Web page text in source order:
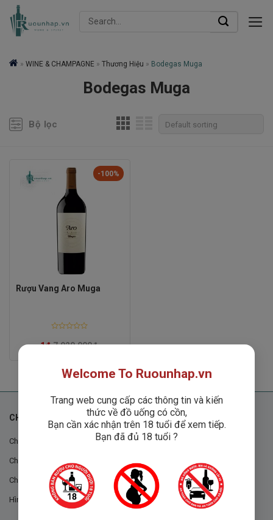
Skip
Search
» WINE & CHAMPAGNE » Thương Hiệu » Bodegas Muga
Bodegas Muga
Bộ lọc
-100%
Rượu Vang Aro Muga
07,920,000₫
1₫
CHÍNH SÁCH
Chính sách chung
Chính sách đổi trả
Chính sách mua hàng
Hình thức thanh toán
Welcome To Ruounhap.vn
Trang web cung cấp các thông tin và kiến
thức về đồ uống có cồn,
Bạn cần xác nhận trên 18 tuổi để xem tiếp.
Bạn đã đủ 18 tuổi ?